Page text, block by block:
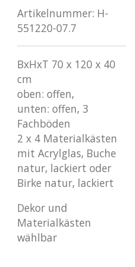
Artikelnummer: H-
551220-07.7
BxHxT 70 x 120 x 40
cm
oben: offen,
unten: offen, 3
Fachböden
2 x 4 Materialkästen
mit Acrylglas, Buche
natur, lackiert oder
Birke natur, lackiert
Dekor und
Materialkästen
wählbar